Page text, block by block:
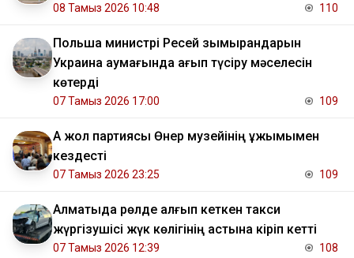
08 Тамыз 2026 10:48 110
Польша министрі Ресей зымырандарын
Украина аумағында қағып түсіру мәселесін
көтерді
07 Тамыз 2026 17:00 109
Ақ жол партиясы Өнер музейінің ұжымымен
кездесті
07 Тамыз 2026 23:25 109
Алматыда рөлде қалғып кеткен такси
жүргізушісі жүк көлігінің астына кіріп кетті
07 Тамыз 2026 12:39 108